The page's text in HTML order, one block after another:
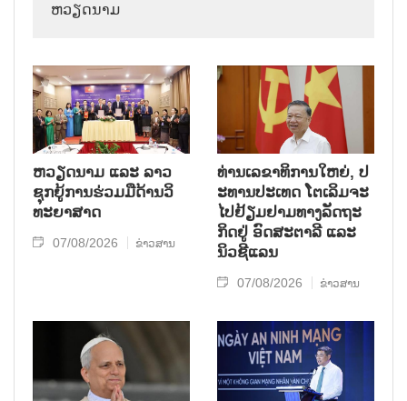
ຫວຽດ​ນາມ
ຫວຽດ​ນາມ ແລະ ລາວ​
ຊຸກ​ຍູ້​ການ​ຮ່ວມ​ມື​ດ້ານວ​ິ​
ທະ​ຍາ​ສາດ
07/08/2026 ຂ່າວສານ
ທ່ານ​ເລ​ຂາ​ທິ​ການ​ໃຫຍ່, ປ​
ະ​ທານ​ປະ​ເທດ ໂຕ​ເລິມ​ຈະ​
ໄປ​ຢ້ຽມ​ຢາມ​ທາງ​ລັດ​ຖະ​
ກິດ​ຢູ່ ອົດ​ສະ​ຕາ​ລີ ແລະ
ນິວ​ຊີ​ແລນ
07/08/2026 ຂ່າວສານ